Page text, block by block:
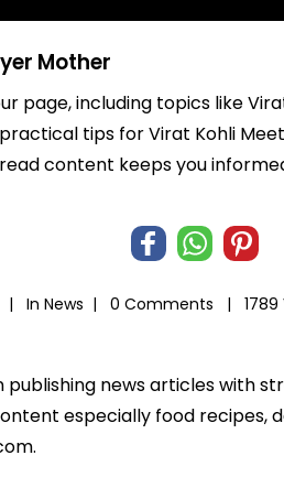
Mother
page, including topics like
tips for Virat Kohli
content keeps you
| In News | 0 Comments |
news articles with
especially food recipes,